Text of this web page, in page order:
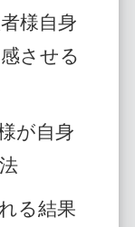
様自身
させる
が自身
る結果